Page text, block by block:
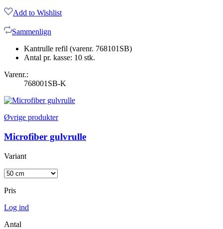
Add to Wishlist
Sammenlign
Kantrulle refil (varenr. 768101SB)
Antal pr. kasse: 10 stk.
Varenr.:
768001SB-K
Øvrige produkter
Microfiber gulvrulle
Variant
Pris
Log ind
Antal